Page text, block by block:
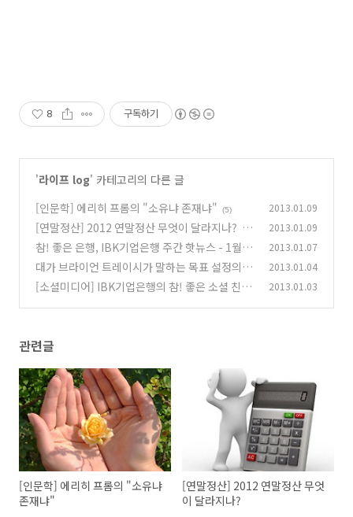
8 구독하기
'라이프 log' 카테고리의 다른 글
[인문학] 에리히 프롬의 "소유냐 존재냐"
(5) 2013.01.09
[연말정산] 2012 연말정산 무엇이 달라지나?
(1
0)
2013.01.09
참! 좋은 은행, IBK기업은행 주간 핫뉴스 - 1월 2
주차 (6)
2013.01.07
대가 브라이언 트레이시가 말하는 목표 설정의 1
2단계
(0)
2013.01.04
[소셜미디어] IBK기업은행의 참! 좋은 소셜 친구
2013.01.03
관련글
[인문학] 에리히 프롬의 "소유냐
존재냐"
[연말정산] 2012 연말정산 무엇
이 달라지나?